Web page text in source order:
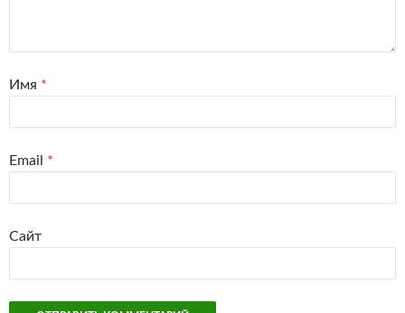
Имя *
Email *
Сайт